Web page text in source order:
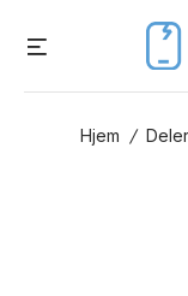
Hjem / Deler